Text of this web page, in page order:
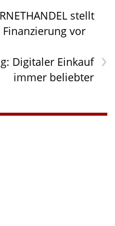
stellt
vor
›
Digitaler Einkauf
immer beliebter